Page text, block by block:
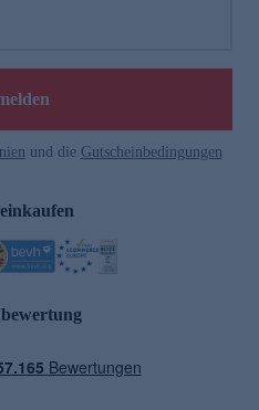
und die Gutscheinbedingungen